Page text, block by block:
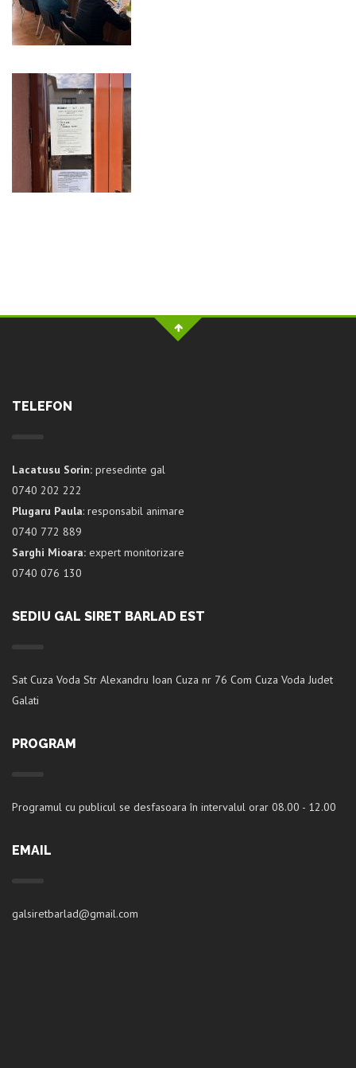
TELEFON
Lacatusu Sorin: presedinte gal
0740 202 222
Plugaru Paula: responsabil animare
0740 772 889
Sarghi Mioara: expert monitorizare
0740 076 130
SEDIU GAL SIRET BARLAD EST
Sat Cuza Voda Str Alexandru Ioan Cuza nr 76 Com Cuza Voda Judet
Galati
PROGRAM
Programul cu publicul se desfasoara în intervalul orar 08.00 - 12.00
EMAIL
galsiretbarlad@gmail.com